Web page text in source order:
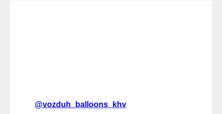
@vozduh_balloons_khv